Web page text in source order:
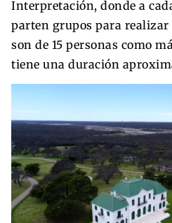
Interpretación, donde a
parten grupos para
son de 15 personas como
tiene una duración